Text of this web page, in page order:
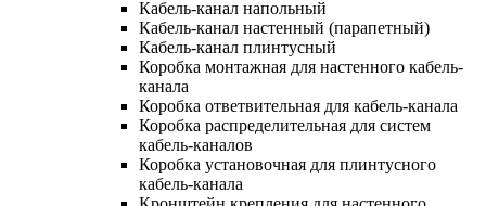
Кабель-канал напольный
Кабель-канал настенный (парапетный)
Кабель-канал плинтусный
Коробка монтажная для настенного кабель-
канала
Коробка ответвительная для кабель-канала
Коробка распределительная для систем
кабель-каналов
Коробка установочная для плинтусного
кабель-канала